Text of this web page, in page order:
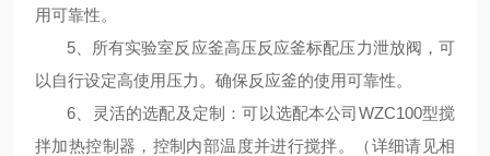
用可靠性。
5、
所有实验室反应釜高压反应釜标配压力泄放阀，可
以自行设定高使用压力。确保反应釜的使用可靠性。
6、
灵活的选配及定制 ：可以选配本公司WZC100型搅
拌加热控制器，控制内部温度并进行搅拌。（详细请见相